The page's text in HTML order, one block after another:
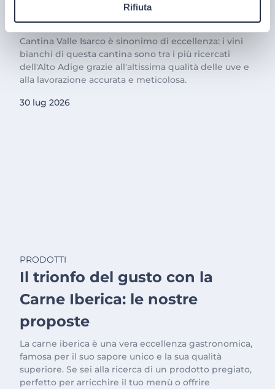
Rifiuta
territorio
Cantina Valle Isarco è sinonimo di eccellenza: i vini
bianchi di questa cantina sono tra i più ricercati
dell'Alto Adige grazie all'altissima qualità delle uve e
alla lavorazione accurata e meticolosa.
30 lug 2026
PRODOTTI
Il trionfo del gusto con la
Carne Iberica: le nostre
proposte
La carne iberica è una vera eccellenza gastronomica,
famosa per il suo sapore unico e la sua qualità
superiore. Se sei alla ricerca di un prodotto pregiato,
perfetto per arricchire il tuo menù o offrire